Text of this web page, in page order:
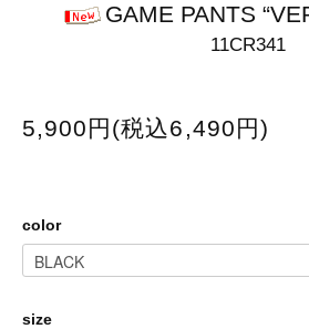
GAME PANTS
11CR341
5,900円(税込6,490円)
color
size